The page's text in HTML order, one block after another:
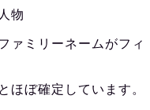
物
ァミリーネームがフィ
ほぼ確定しています。